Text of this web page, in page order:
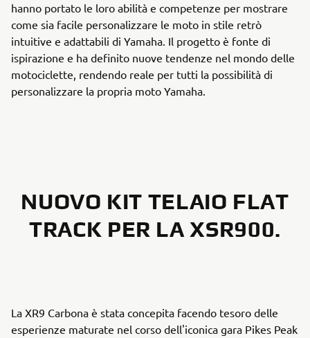
hanno portato le loro abilità e competenze per mostrare
come sia facile personalizzare le moto in stile retrò
intuitive e adattabili di Yamaha. Il progetto è fonte di
ispirazione e ha definito nuove tendenze nel mondo delle
motociclette, rendendo reale per tutti la possibilità di
personalizzare la propria moto Yamaha.
NUOVO KIT TELAIO FLAT
TRACK PER LA XSR900.
La XR9 Carbona è stata concepita facendo tesoro delle
esperienze maturate nel corso dell'iconica gara Pikes Peak